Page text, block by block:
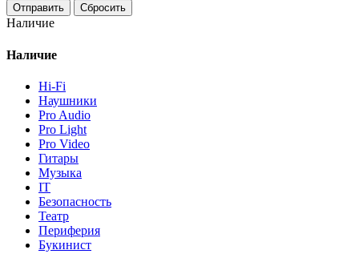
Отправить Сбросить
Наличие
Наличие
Hi-Fi
Наушники
Pro Audio
Pro Light
Pro Video
Гитары
Музыка
IT
Безопасность
Театр
Периферия
Букинист